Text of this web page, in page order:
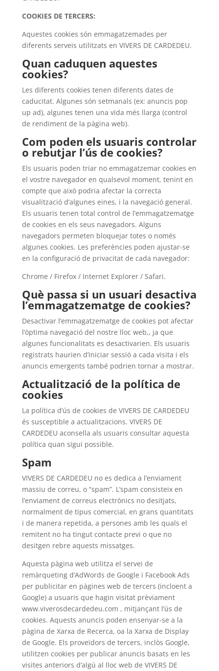
COOKIES DE TERCERS:
Aquestes cookies són emmagatzemades per
diferents serveis utilitzats en VIVERS DE CARDEDEU.
Quan caduquen aquestes
cookies?
Les diferents cookies tenen diferents dates de
caducitat. Algunes són setmanals (ex: anuncis pop
up ad), algunes tenen una vida més llarga (control
de rendiment de la pàgina web).
Com poden els usuaris controlar
o rebutjar l’ús de cookies?
Els usuaris poden triar no emmagatzemar cookies en
el vostre navegador en qualsevol moment, tenint en
compte que això podria afectar la correcta
visualització d’algunes eines, i la navegació general.
Els usuaris tenen total control de l’emmagatzematge
de cookies en els seus navegadors. Alguns
navegadors permeten bloquejar totes o només
algunes cookies. Les preferències poden ajustar-se
en la configuració de privacitat de cada navegador:
Chrome / Firefox / Internet Explorer / Safari.
Què passa si un usuari desactiva
l’emmagatzematge de cookies?
Desactivar l’emmagatzematge de cookies pot afectar
l’òptima navegació del nostre lloc web,, ja que
algunes funcionalitats es desactivarien. Els usuaris
registrats haurien d’iniciar sessió a cada visita i els
anuncis emergents també podrien tornar a mostrar.
Actualització de la política de
cookies
La política d’ús de cookies de VIVERS DE CARDEDEU
és susceptible a actualitzacions. VIVERS DE
CARDEDEU aconsella als usuaris consultar aquesta
política quan sigui possible.
Spam
VIVERS DE CARDEDEU no es dedica a l’enviament
massiu de correu, o “spam”. L’spam consisteix en
l’enviament de correus electrònics no desitjats,
normalment de tipus comercial, en grans quantitats
i de manera repetida, a persones amb les quals el
remitent no ha tingut contacte previ o que no
desitgen rebre aquests missatges.
Aquesta pàgina web utilitza el servei de
remàrqueting d’AdWords de Google i Facebook Ads
per publicitar en pàgines web de tercers (incloent a
Google) a usuaris que hagin visitat prèviament
www.viverosdecardedeu.com , mitjançant l’ús de
cookies. Aquests anuncis poden ensenyar-se a la
pàgina de Xarxa de Recerca, oa la Xarxa de Display
de Google. Els proveïdors de tercers, inclòs Google,
utilitzen cookies per publicar anuncis basats en les
visites anteriors d’algú al lloc web de VIVERS DE